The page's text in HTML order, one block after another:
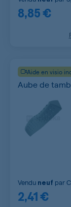
8,85 €
Aide en visio
Aube de
2,41 €
Vendu neuf par